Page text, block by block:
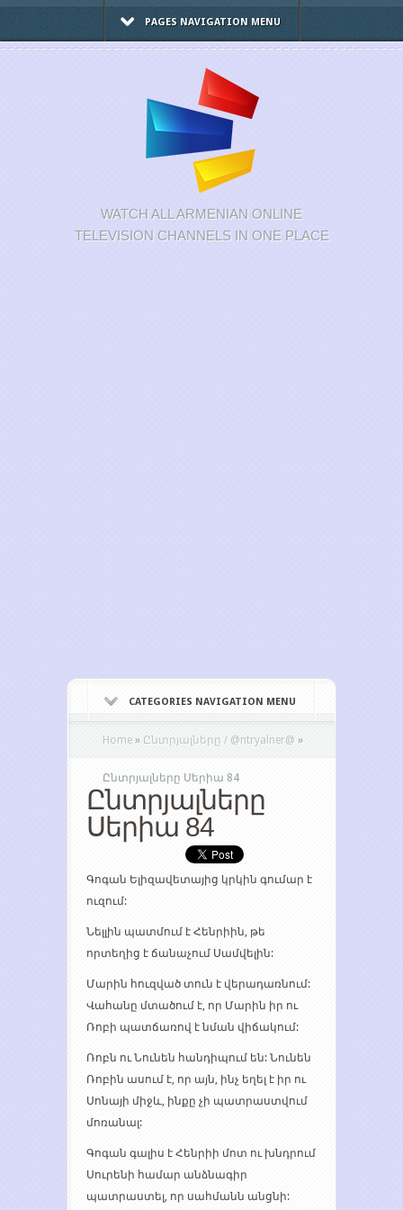
PAGES NAVIGATION MENU
WATCH ALL ARMENIAN ONLINE
TELEVISION CHANNELS IN ONE PLACE
CATEGORIES NAVIGATION MENU
Home » Ընտրյալները / @ntryalner@ »
Ընտրյալները Սերիա 84
Ընտրյալները
Սերիա 84
Գոգան Ելիզավետայից կրկին գումար է
ուզում:
Նելլին պատմում է Հենրիին, թե
որտեղից է ճանաչում Սամվելին:
Մարին հուզված տուն է վերադառնում:
Վահանը մտածում է, որ Մարին իր ու
Ռոբի պատճառով է նման վիճակում:
Ռոբն ու Նունեն հանդիպում են: Նունեն
Ռոբին ասում է, որ այն, ինչ եղել է իր ու
Սոնայի միջև, ինքը չի պատրաստվում
մոռանալ:
Գոգան գալիս է Հենրիի մոտ ու խնդրում
Սուրենի համար անձնագիր
պատրաստել, որ սահմանն անցնի: